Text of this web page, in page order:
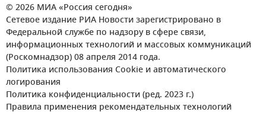
© 2026 МИА «Россия сегодня»
Сетевое издание РИА Новости зарегистрировано в
Федеральной службе по надзору в сфере связи,
информационных технологий и массовых коммуникаций
(Роскомнадзор) 08 апреля 2014 года.
Политика использования Cookie и автоматического
логирования
Политика конфиденциальности (ред. 2023 г.)
Правила применения рекомендательных технологий